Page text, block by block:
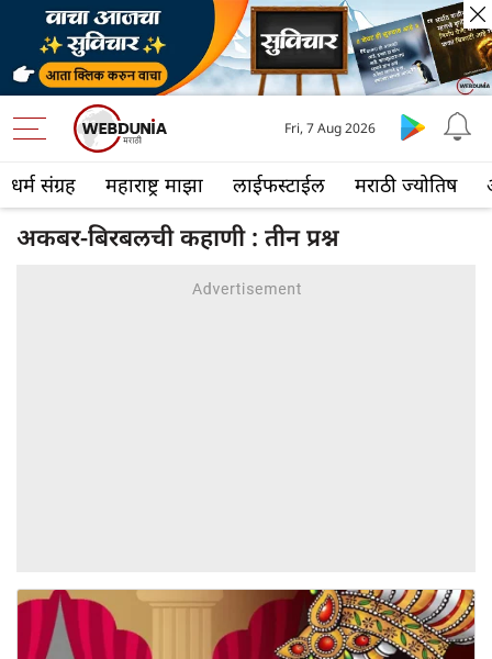
धर्म संग्रह महाराष्ट्र माझा लाईफस्टाईल मराठी ज्योतिष
Fri, 7 Aug 2026
अकबर-बिरबलची कहाणी : तीन प्रश्न